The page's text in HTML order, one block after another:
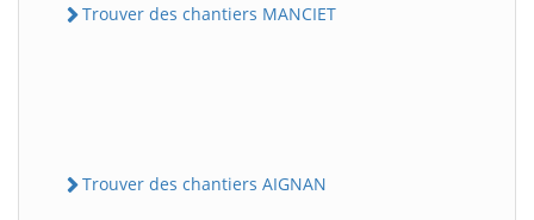
Trouver des chantiers MANCIET
Trouver des chantiers AIGNAN